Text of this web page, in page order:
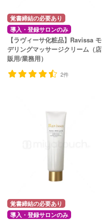
覚書締結の必要あり
導入・登録サロンのみ
【ラヴィーサ化粧品】Ravissa モ
デリングマッサージクリーム（店
販用/業務用）
2件
覚書締結の必要あり
導入・登録サロンのみ